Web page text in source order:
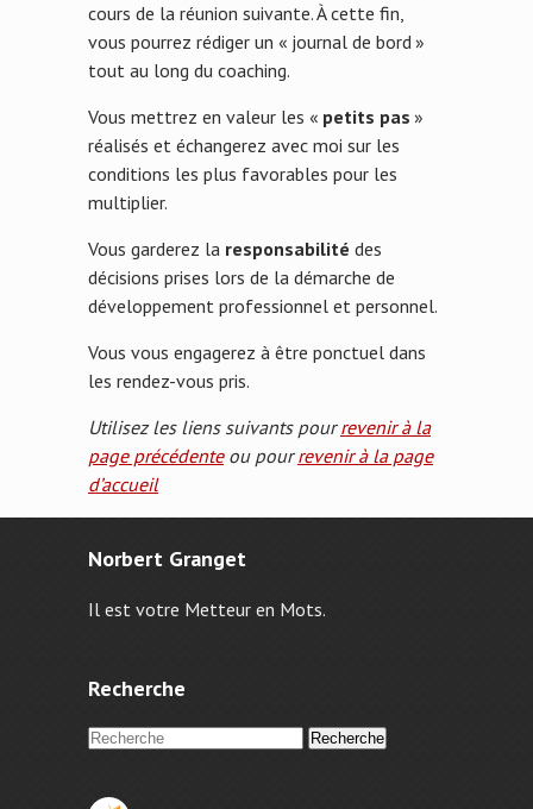
cours de la réunion suivante. À cette fin,
vous pourrez rédiger un « journal de bord »
tout au long du coaching.
Vous mettrez en valeur les « petits pas »
réalisés et échangerez avec moi sur les
conditions les plus favorables pour les
multiplier.
Vous garderez la responsabilité des
décisions prises lors de la démarche de
développement professionnel et personnel.
Vous vous engagerez à être ponctuel dans
les rendez-vous pris.
Utilisez les liens suivants pourrevenir à la
page précédente ou pourrevenir à la page
d’accueil
Norbert Granget
Il est votre Metteur en Mots.
Recherche